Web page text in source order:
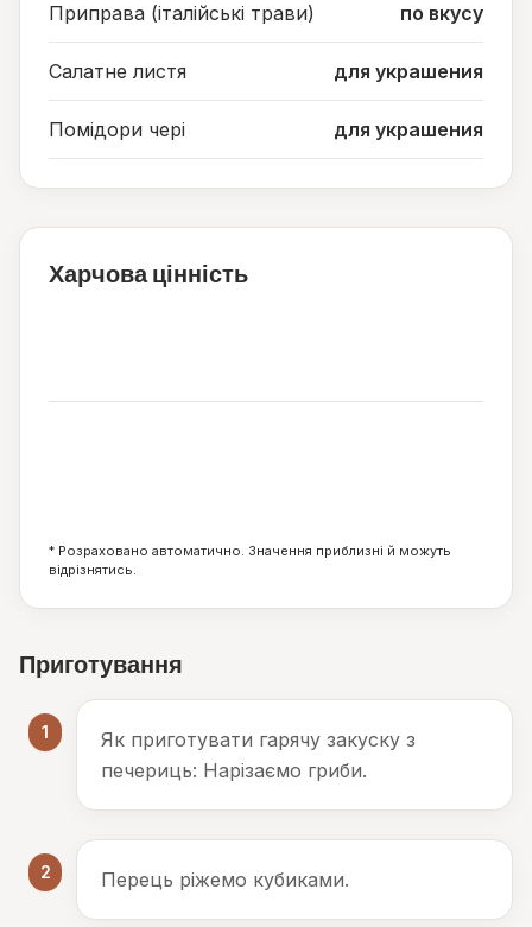
Приправа (італійські трави) по вкусу
Салатне листя для украшения
Помідори чері для украшения
Харчова цінність
* Розраховано автоматично. Значення приблизні й можуть
відрізнятись.
Приготування
1
Як приготувати гарячу закуску з
печериць: Нарізаємо гриби.
2 Перець ріжемо кубиками.